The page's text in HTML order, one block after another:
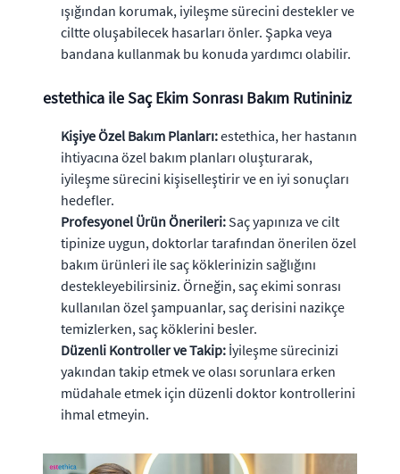
ışığından korumak, iyileşme sürecini destekler ve
ciltte oluşabilecek hasarları önler. Şapka veya
bandana kullanmak bu konuda yardımcı olabilir.
estethica ile Saç Ekim Sonrası Bakım Rutininiz
Kişiye Özel Bakım Planları:estethica, her hastanın
ihtiyacına özel bakım planları oluşturarak,
iyileşme sürecini kişiselleştirir ve en iyi sonuçları
hedefler.
Profesyonel Ürün Önerileri: Saç yapınıza ve cilt
tipinize uygun, doktorlar tarafından önerilen özel
bakım ürünleri ile saç köklerinizin sağlığını
destekleyebilirsiniz. Örneğin, saç ekimi sonrası
kullanılan özel şampuanlar, saç derisini nazikçe
temizlerken, saç köklerini besler.
Düzenli Kontroller ve Takip: İyileşme sürecinizi
yakından takip etmek ve olası sorunlara erken
müdahale etmek için düzenli doktor kontrollerini
ihmal etmeyin.